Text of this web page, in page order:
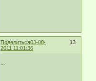
Поделиться 13
03-08-
2011 11:01:36